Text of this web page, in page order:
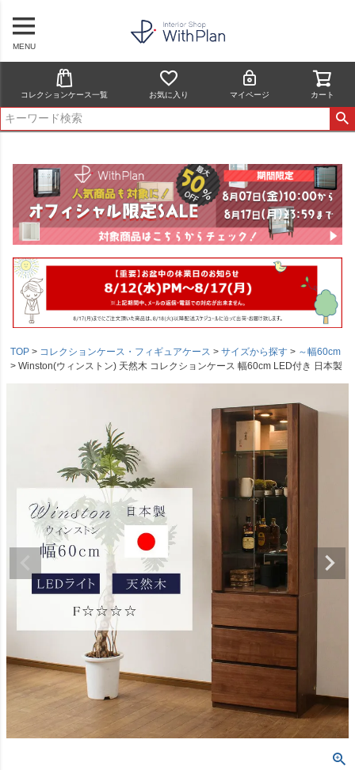
MENU
コレクションケース一覧 お気に入り マイページ カート
TOP コレクションケース・フィギュアケース サイズから探す
～幅60cm
Winston(ウィンストン) 天然木 コレクションケース 幅60cm LED付き 日本製